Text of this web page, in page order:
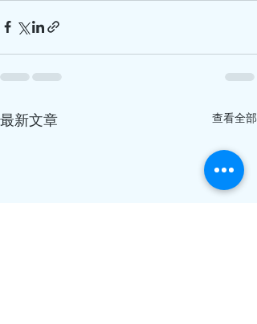
最新文章 查看全部